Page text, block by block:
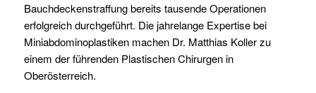
Bauchdeckenstraffung bereits tausende Operationen
erfolgreich durchgeführt. Die jahrelange Expertise bei
Miniabdominoplastiken machen Dr. Matthias Koller zu
einem der führenden Plastischen Chirurgen in
Oberösterreich.